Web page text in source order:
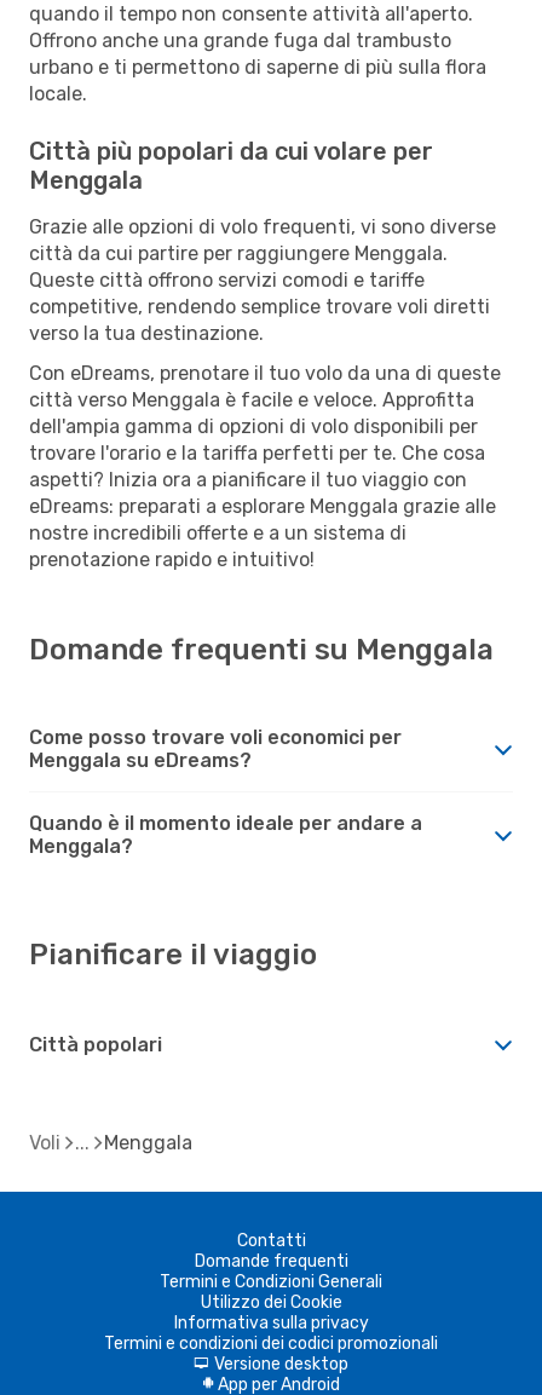
quando il tempo non consente attività all'aperto.
Offrono anche una grande fuga dal trambusto
urbano e ti permettono di saperne di più sulla flora
locale.
Città più popolari da cui volare per
Menggala
Grazie alle opzioni di volo frequenti, vi sono diverse
città da cui partire per raggiungere Menggala.
Queste città offrono servizi comodi e tariffe
competitive, rendendo semplice trovare voli diretti
verso la tua destinazione.
Con eDreams, prenotare il tuo volo da una di queste
città verso Menggala è facile e veloce. Approfitta
dell'ampia gamma di opzioni di volo disponibili per
trovare l'orario e la tariffa perfetti per te. Che cosa
aspetti? Inizia ora a pianificare il tuo viaggio con
eDreams: preparati a esplorare Menggala grazie alle
nostre incredibili offerte e a un sistema di
prenotazione rapido e intuitivo!
Domande frequenti su Menggala
Come posso trovare voli economici per
Menggala su eDreams?
Quando è il momento ideale per andare a
Menggala?
Pianificare il viaggio
Città popolari
Voli Menggala
Contatti
Domande frequenti
Termini e Condizioni Generali
Utilizzo dei Cookie
Informativa sulla privacy
Termini e condizioni dei codici promozionali
d Versione desktop
A App per Android